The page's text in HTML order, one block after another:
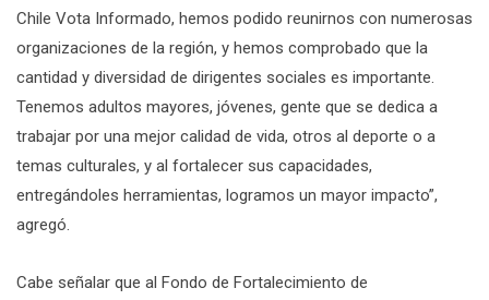
Chile Vota Informado, hemos podido reunirnos con numerosas
organizaciones de la región, y hemos comprobado que la
cantidad y diversidad de dirigentes sociales es importante.
Tenemos adultos mayores, jóvenes, gente que se dedica a
trabajar por una mejor calidad de vida, otros al deporte o a
temas culturales, y al fortalecer sus capacidades,
entregándoles herramientas, logramos un mayor impacto”,
agregó.
Cabe señalar que al Fondo de Fortalecimiento de